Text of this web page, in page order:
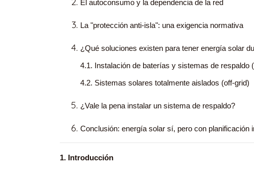
El autoconsumo y la dependencia de la red
La "protección anti-isla": una exigencia normativa
¿Qué soluciones existen para tener energía solar
4.1. Instalación de baterías y sistemas de respaldo
4.2. Sistemas solares totalmente aislados (off-grid)
¿Vale la pena instalar un sistema de respaldo?
Conclusión: energía solar sí, pero con planificación
1. Introducción